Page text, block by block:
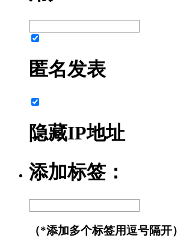
匿名发表
隐藏IP地址
添加标签：
（*添加多个标签用逗号隔开）